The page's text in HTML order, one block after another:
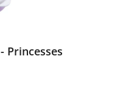
Princesses